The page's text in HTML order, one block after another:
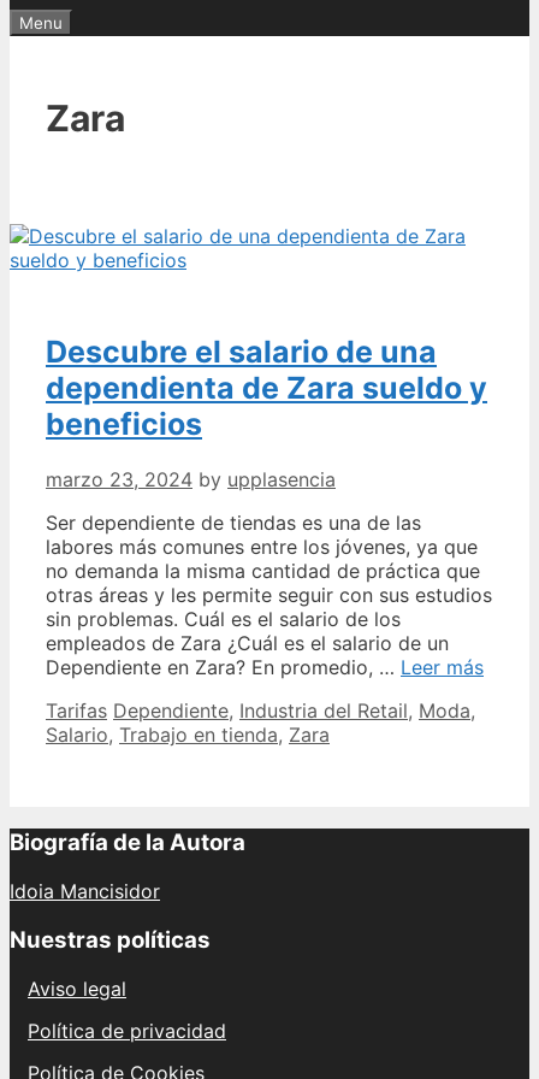
Menu
Zara
Descubre el salario de una
dependienta de Zara sueldo y
beneficios
marzo 23, 2024 by upplasencia
Ser dependiente de tiendas es una de las
labores más comunes entre los jóvenes, ya que
no demanda la misma cantidad de práctica que
otras áreas y les permite seguir con sus estudios
sin problemas. Cuál es el salario de los
empleados de Zara ¿Cuál es el salario de un
Dependiente en Zara? En promedio, … Leer más
Zara
Categories
Tarifas Tags
Dependiente, Industria del Retail, Moda,
Salario, Trabajo en tienda, Zara
Biografía de la Autora
Idoia Mancisidor
Nuestras políticas
Aviso legal
Política de privacidad
Política de Cookies